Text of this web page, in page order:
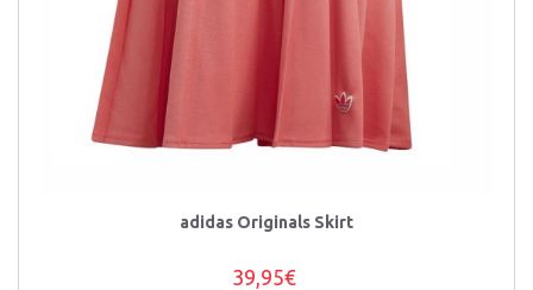
adidas Originals Skirt
39,95€